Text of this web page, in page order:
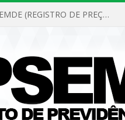
PREGÃO ELETRÔNICO Nº 02/2026-IPSEMDE (REGISTRO DE PREÇOS PARA FUTURA E EVENTUAL AQUISIÇÃO DE MATERIAL DE LIMPEZA E GÊNEROS ALIMENTÍCIOS PARA ATENDER AS NECESSIDADES DO INSTITUTO DE PREVIDÊNCIA SOCIAL DOS SERVIDORES MUNICIPAIS DE DOM ELISEU.)